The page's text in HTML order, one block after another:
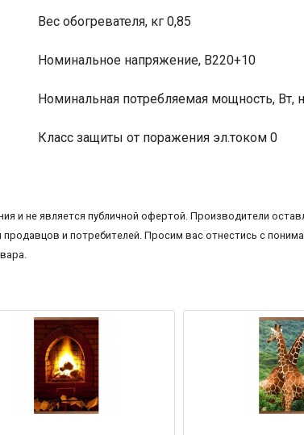
Вес обогревателя, кг 0,85
Номинальное напряжение, В220+10
Номинальная потребляемая мощность, Вт,
Класс защиты от поражения эл.током 0
и не является публичной офертой. Производители
и потребителей. Просим вас отнестись с